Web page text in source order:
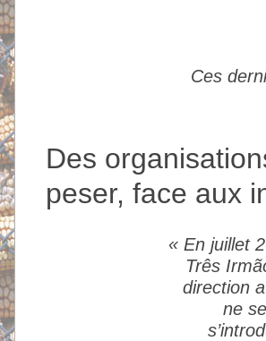
Ces
Des
peser, face aux
« En juillet
Três
direction
ne